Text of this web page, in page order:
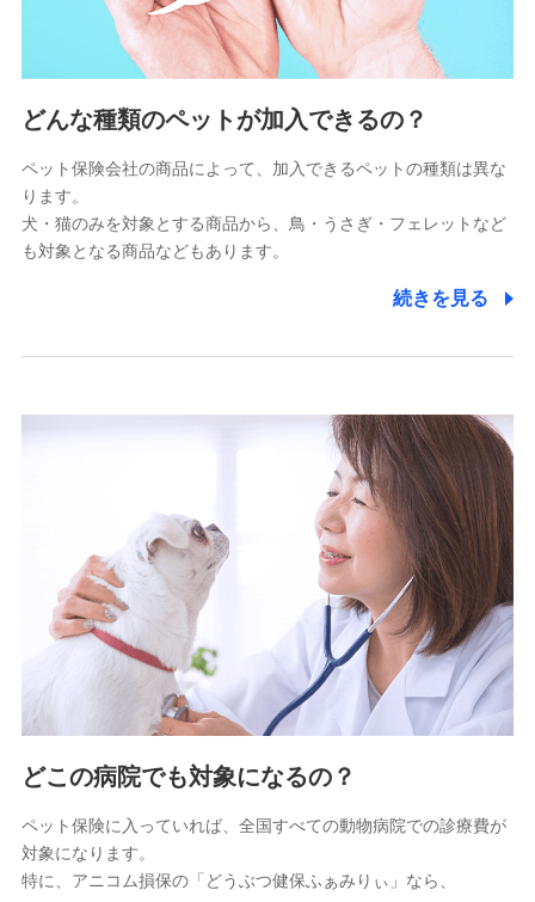
5.通話録音にて取得する情報
電話対応の品質向上およびお問合せ内容の正確な把握のため
6.採用応募者の個人情報
7.社員（従業者）の個人情報
人事･勤怠･健康・労務等の管理、給与支給、福利厚生・採用
退職関連処理等の各種手続きのため、当社と従業員または従
のため
各種お問い合わせに対応するため
10.受託業務の 個人情報
受託業務の遂行およびこれらに準ずる業務の遂行のため
11.マイカー通勤管理クラウド並びに法人向けASPサー
ビスに関してのお問い合わせ情報
各種お問い合わせに対応するため
をお送りするため
アンケートの送付のため
分析するため
当社の対応品質向上やお問い合わせ内容の正確な把握のため
個人情報保護管理者の職名、連絡先
どんな種類のペットが加入できるの？
ペット保険会社の商品によって、加入できるペットの種類は異な
ります。
犬・猫のみを対象とする商品から、鳥・うさぎ・フェレットなど
も対象となる商品などもあります。
続きを見る
どこの病院でも対象になるの？
ペット保険に入っていれば、全国すべての動物病院での診療費が
対象になります。
特に、アニコム損保の「どうぶつ健保ふぁみりぃ」なら、